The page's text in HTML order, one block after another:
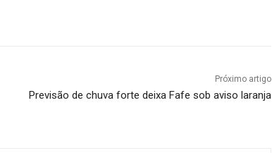
Próximo artigo
Previsão de chuva forte deixa Fafe sob aviso laranja